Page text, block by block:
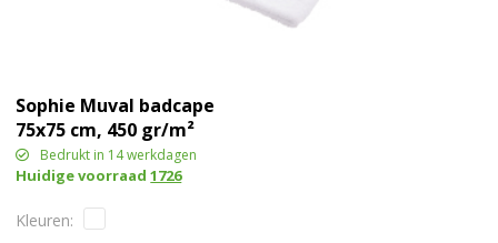
Sophie Muval badcape
75x75 cm, 450 gr/m²
Bedrukt in 14 werkdagen
Huidige voorraad1726